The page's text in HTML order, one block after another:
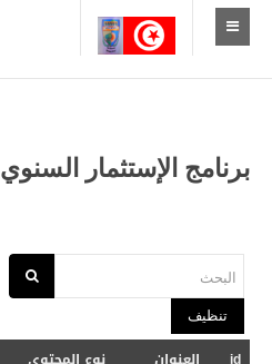
الإستقبال
أعلانات و بلاغات
التعريف بالمدينة
الموقع الجغرافي
برنامج الإستثمار السنوي
البحث
تنظيف